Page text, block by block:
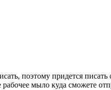
поэтому придется
мыло куда сможете